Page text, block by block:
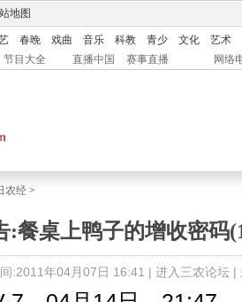
地图
春晚 戏曲 音乐 科教 青少 文化
艺术
节目大全 直播中国 赛事直播 网络
农经 >
:餐桌上鸭子的增收密码
:2011年04月07日 16:41 | 进入三农论坛|